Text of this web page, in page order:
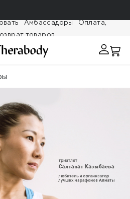
Амбассадоры
Оплата,
товаров